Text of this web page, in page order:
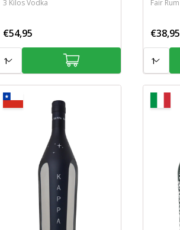
3 Kilos Vodka
€54,95
Fair Rum
€38,95